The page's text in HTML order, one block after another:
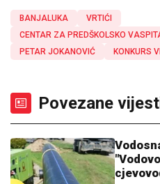
BANJALUKA
VRTIĆI
CENTAR ZA PREDŠKOLSKO
PETAR JOKANOVIĆ
KONKURS
Povezane